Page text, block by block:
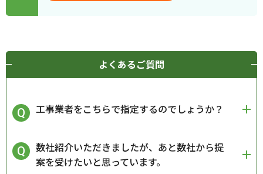
よくあるご質問
工事業者をこちらで指定するのでしょうか？
数社紹介いただきましたが、あと数社から提
案を受けたいと思っています。